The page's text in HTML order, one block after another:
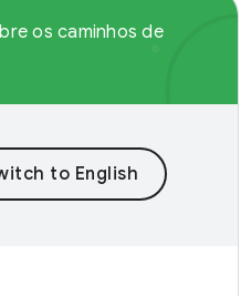
os caminhos de